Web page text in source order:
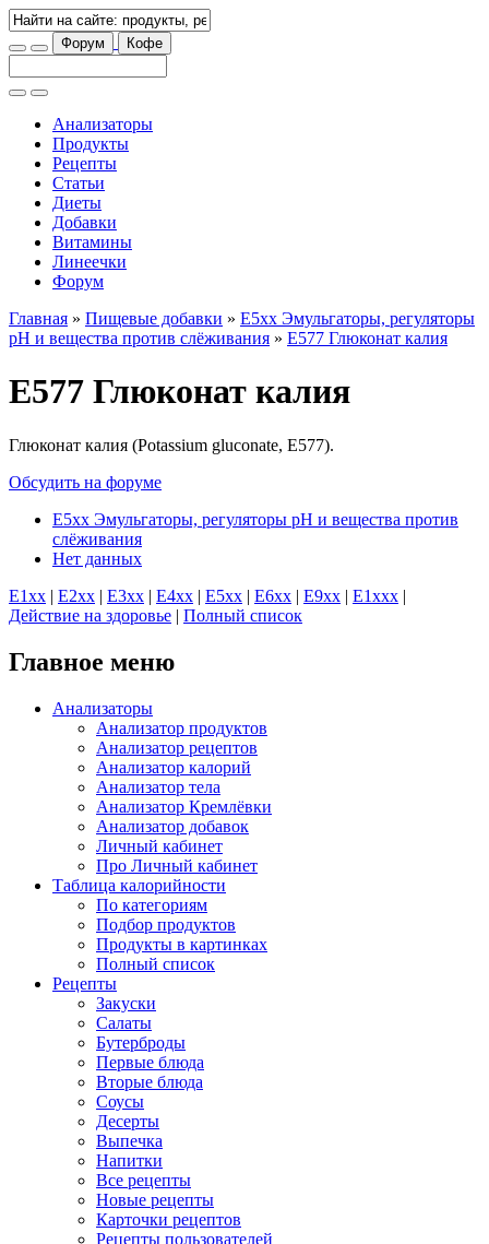
Форум Кофе
Анализаторы
Продукты
Рецепты
Статьи
Диеты
Добавки
Витамины
Линеечки
Форум
Главная » Пищевые добавки » E5xx Эмульгаторы, регуляторы
рН и вещества против слёживания » E577 Глюконат калия
E577 Глюконат калия
Глюконат калия (Potassium gluconate, E577).
Обсудить на форуме
E5xx Эмульгаторы, регуляторы рН и вещества против
слёживания
Нет данных
E1хх | E2хх | E3хх | E4хх | E5хх | E6хх | E9хх | E1xхх |
Действие на здоровье | Полный список
Главное меню
Анализаторы
Анализатор продуктов
Анализатор рецептов
Анализатор калорий
Анализатор тела
Анализатор Кремлёвки
Анализатор добавок
Личный кабинет
Про Личный кабинет
Таблица калорийности
По категориям
Подбор продуктов
Продукты в картинках
Полный список
Рецепты
Закуски
Салаты
Бутерброды
Первые блюда
Вторые блюда
Соусы
Десерты
Выпечка
Напитки
Все рецепты
Новые рецепты
Карточки рецептов
Рецепты пользователей